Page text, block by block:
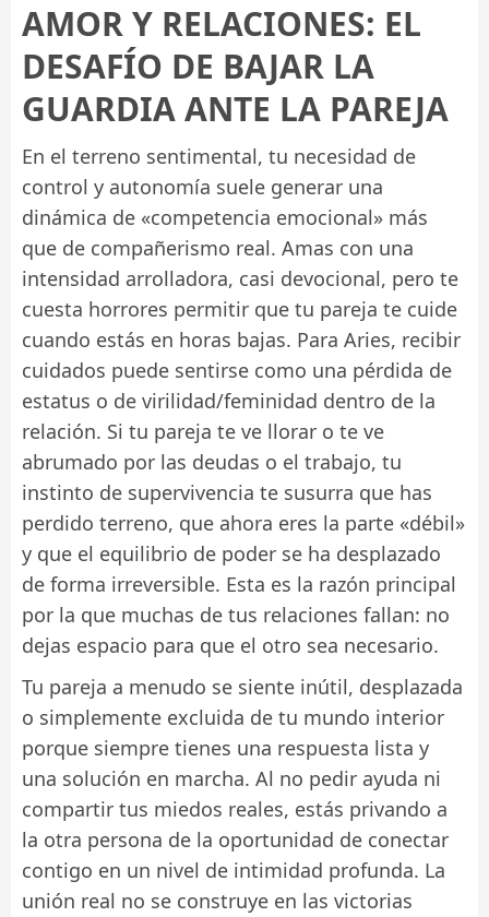
AMOR Y RELACIONES: EL
DESAFÍO DE BAJAR LA
GUARDIA ANTE LA PAREJA
En el terreno sentimental, tu necesidad de
control y autonomía suele generar una
dinámica de «competencia emocional» más
que de compañerismo real. Amas con una
intensidad arrolladora, casi devocional, pero te
cuesta horrores permitir que tu pareja te cuide
cuando estás en horas bajas. Para Aries, recibir
cuidados puede sentirse como una pérdida de
estatus o de virilidad/feminidad dentro de la
relación. Si tu pareja te ve llorar o te ve
abrumado por las deudas o el trabajo, tu
instinto de supervivencia te susurra que has
perdido terreno, que ahora eres la parte «débil»
y que el equilibrio de poder se ha desplazado
de forma irreversible. Esta es la razón principal
por la que muchas de tus relaciones fallan: no
dejas espacio para que el otro sea necesario.
Tu pareja a menudo se siente inútil, desplazada
o simplemente excluida de tu mundo interior
porque siempre tienes una respuesta lista y
una solución en marcha. Al no pedir ayuda ni
compartir tus miedos reales, estás privando a
la otra persona de la oportunidad de conectar
contigo en un nivel de intimidad profunda. La
unión real no se construye en las victorias